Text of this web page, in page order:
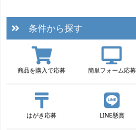
条件から探す
商品を購入で応募 簡単フォーム応募
はがき応募 LINE懸賞